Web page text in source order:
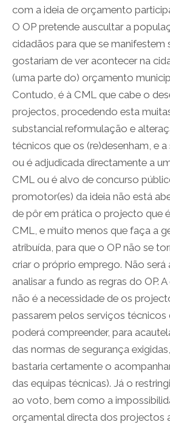
com a ideia de orçamento
O OP pretende auscultar a
cidadãos para que se manifestem
gostariam de ver acontecer na
(uma parte do) orçamento
Contudo, é à CML que cabe o
projectos, procedendo esta
substancial reformulação e
técnicos que os (re)desenham, e
ou é adjudicada directamente a
CML ou é alvo de concurso
promotor(es) da ideia não está
de pôr em prática o projecto que
CML, e muito menos que faça a
atribuída, para que o OP não se
criar o próprio emprego. Não será
analisar a fundo as regras do OP.
não é a necessidade de os
passarem pelos serviços técnicos
poderá compreender, para
das normas de segurança
bastaria certamente o
das equipas técnicas). Já o
ao voto, bem como a
orçamental directa dos projectos